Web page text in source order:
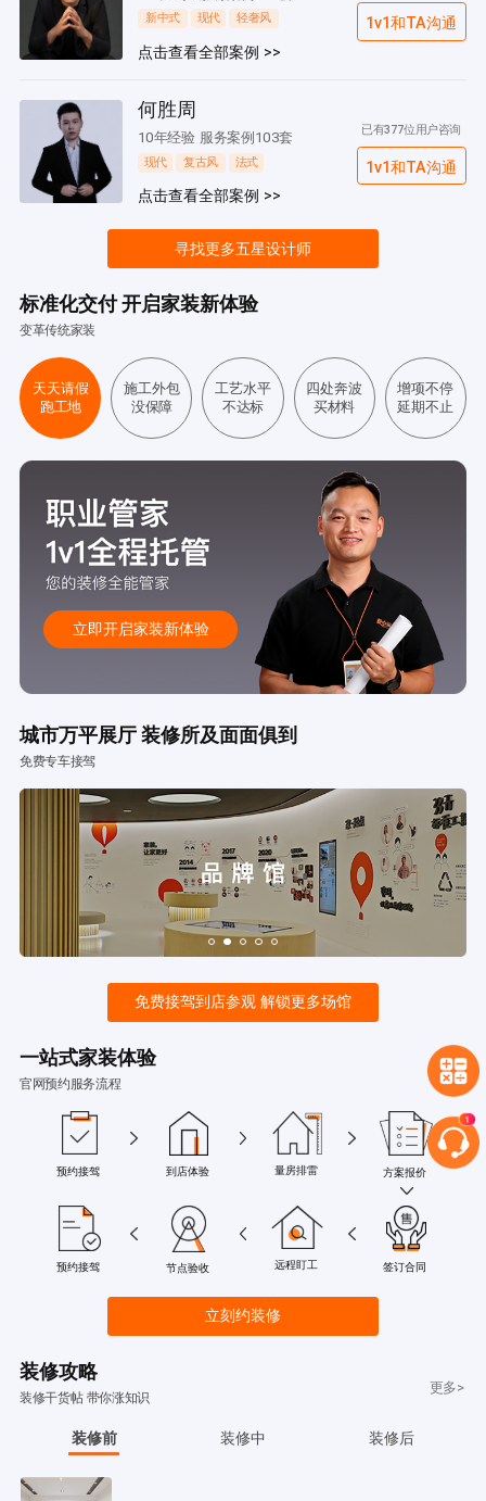
新中式 现代 轻奢风
点击查看全部案例 >>
1v1和TA沟通
何胜周
10年经验 服务案例103套
现代 复古风 法式
点击查看全部案例 >>
已有377位用户咨询
1v1和TA沟通
寻找更多五星设计师
标准化交付 开启家装新体验
变革传统家装
天天请假
跑工地
施工外包
没保障
工艺水平
不达标
四处奔波
买材料
增项不停
延期不止
立即开启家装新体验
城市万平展厅 装修所及面面俱到
免费专车接驾
免费接驾到店参观 解锁更多场馆
一站式家装体验
官网预约服务流程
预约接驾 到店体验 量房排雷 方案报价
预约接驾 节点验收 远程盯工 签订合同
立刻约装修
装修攻略
装修干货帖 带你涨知识
更多>
装修前 装修中 装修后